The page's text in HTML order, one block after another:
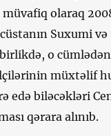
müvafiq olaraq
Suxumi
o
müxtəlif
edə biləcəkləri
qərara alınıb.